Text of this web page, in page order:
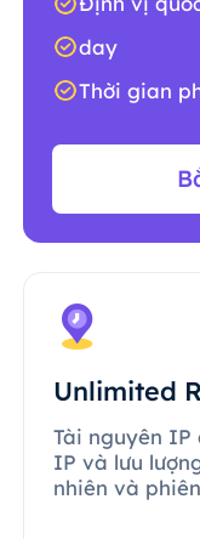
day
Thời gian
Unlimited
Tài nguyên
IP và lưu
nhiên và